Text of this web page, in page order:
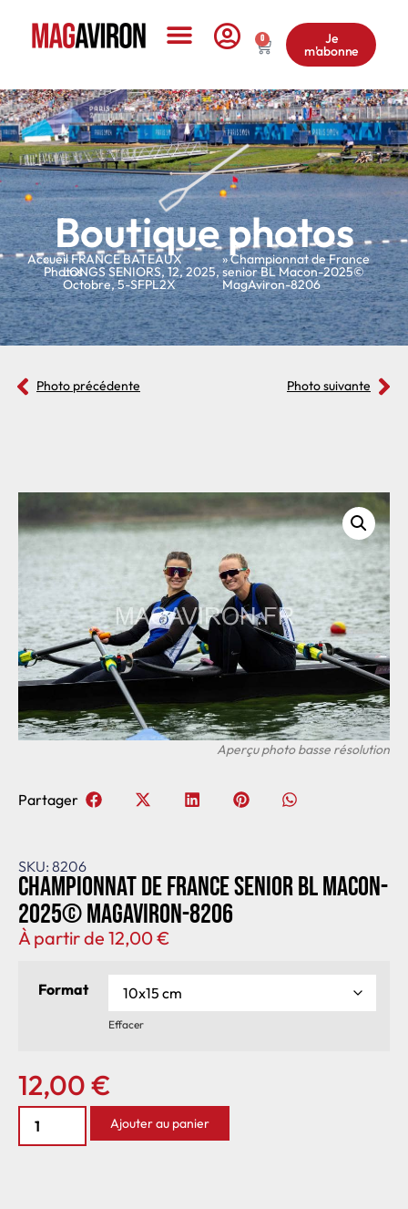
0 Je
m'abonne
Boutique photos
Accueil
»
Photos
»FRANCE BATEAUX
LONGS SENIORS,12,2025,
Octobre,5-SFPL2X
» Championnat de France
senior BL Macon-2025©
MagAviron-8206
Photo précédente Photo suivante
SKU: 8206
Championnat de France senior BL Macon-
2025© MagAviron-8206
À partir de 12,00€
Format
Effacer
12,00€
Ajouter au panier
Partager